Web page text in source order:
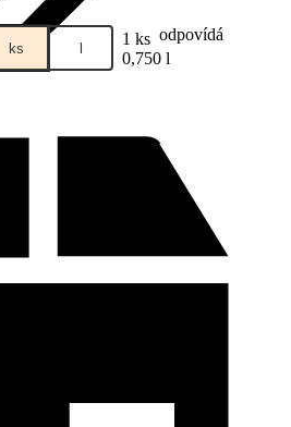
ks l 1 ks odpovídá
0,750 l